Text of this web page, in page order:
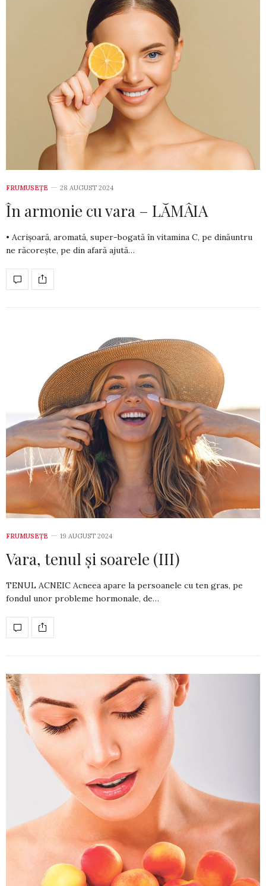
FRUMUSEȚE 28 AUGUST 2024
În armonie cu vara – LĂMÂIA
• Acrișoară, aro­mată, su­per-bogată în vita­mi­na C, pe di­năuntru
ne răco­reș­te, pe din afară aju­tă…
FRUMUSEȚE 19 AUGUST 2024
Vara, tenul și soarele (III)
TENUL ACNEIC Acneea apare la persoanele cu ten gras, pe
fondul unor probleme hor­mo­­nale, de…